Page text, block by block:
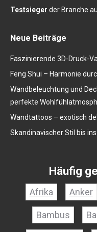
Testsieger der Branche
Neue Beiträge
Faszinierende 3D-Druck-
Feng Shui – Harmonie
Wandbeleuchtung und
perfekte
Wandtattoos – exotisch
Skandinavischer Stil bis ins
Häufig
Afrika Anker
Bambus